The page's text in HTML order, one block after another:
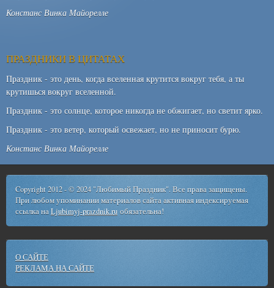
Констанс Винка Майорелле
ПРАЗДНИКИ В ЦИТАТАХ
Праздник - это день, когда вселенная крутится вокруг тебя, а ты
крутишься вокруг вселенной.
Праздник - это солнце, которое никогда не обжигает, но светит ярко.
Праздник - это ветер, который освежает, но не приносит бурю.
Констанс Винка Майорелле
Copyright 2012 - © 2024 "Любимый Праздник". Все права защищены.
При любом упоминании материалов сайта активная индексируемая
ссылка наLjubimyj-prazdnik.ru обязательна!
О САЙТЕ
РЕКЛАМА НА САЙТЕ